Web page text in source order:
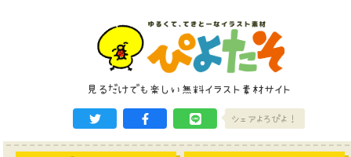
見るだけでも楽しい無料イラスト素材サイト
シェアよろぴよ！